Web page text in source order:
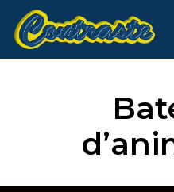
main